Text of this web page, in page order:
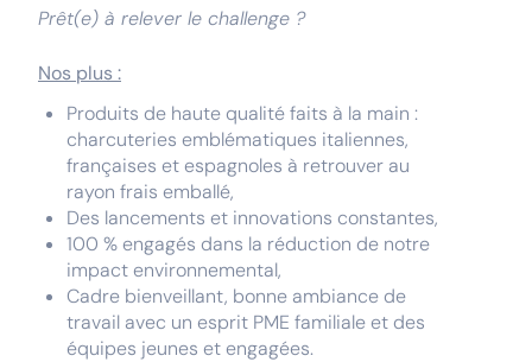
Prêt(e) à relever le challenge ?
Nos plus :
Produits de haute qualité faits à la main :
charcuteries emblématiques italiennes,
françaises et espagnoles à retrouver au
rayon frais emballé,
Des lancements et innovations constantes,
100 % engagés dans la réduction de notre
impact environnemental,
Cadre bienveillant, bonne ambiance de
travail avec un esprit PME familiale et des
équipes jeunes et engagées.